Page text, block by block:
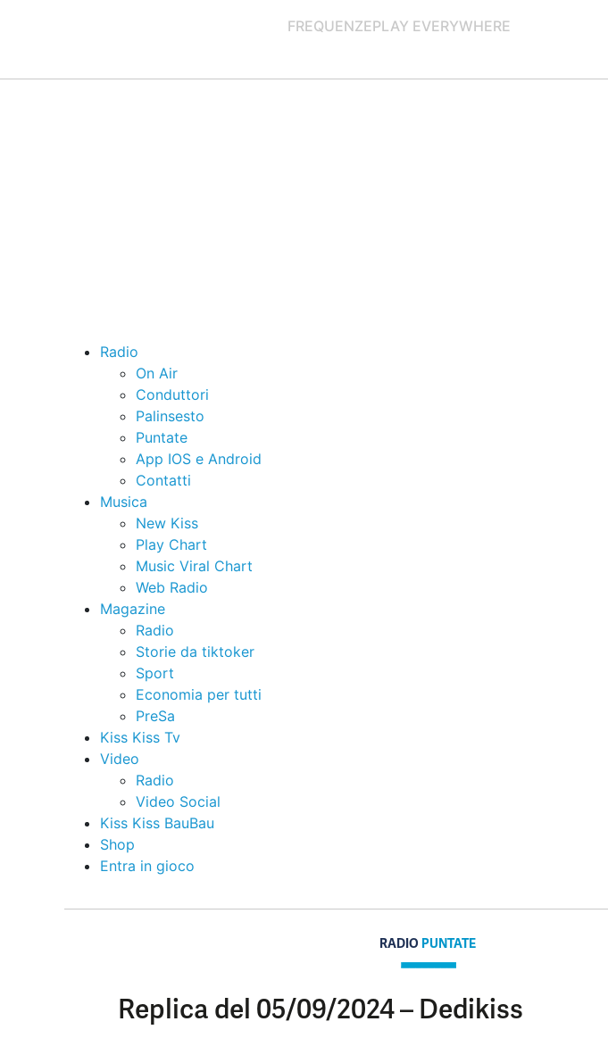
FREQUENZEPLAY EVERYWHERE
Radio
On Air
Conduttori
Palinsesto
Puntate
App IOS e Android
Contatti
Musica
New Kiss
Play Chart
Music Viral Chart
Web Radio
Magazine
Radio
Storie da tiktoker
Sport
Economia per tutti
PreSa
Kiss Kiss Tv
Video
Radio
Video Social
Kiss Kiss BauBau
Shop
Entra in gioco
RADIO PUNTATE
Replica del 05/09/2024 – Dedikiss